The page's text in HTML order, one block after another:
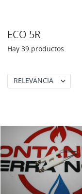
ECO 5R
Hay 39 productos.
RELEVANCIA 